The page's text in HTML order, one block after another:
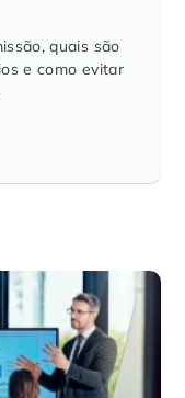
quais são
e como evitar